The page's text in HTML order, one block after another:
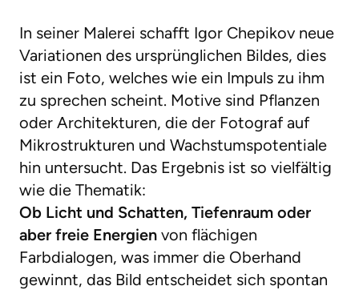
In seiner Malerei schafft Igor Chepikov neue
Variationen des ursprünglichen Bildes, dies
ist ein Foto, welches wie ein Impuls zu ihm
zu sprechen scheint. Motive sind Pflanzen
oder Architekturen, die der Fotograf auf
Mikrostrukturen und Wachstumspotentiale
hin untersucht. Das Ergebnis ist so vielfältig
wie die Thematik:
Ob Licht und Schatten, Tiefenraum oder
aber freie Energien von flächigen
Farbdialogen, was immer die Oberhand
gewinnt, das Bild entscheidet sich spontan